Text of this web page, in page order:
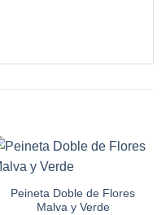
Peineta Doble de Flores
Malva y Verde